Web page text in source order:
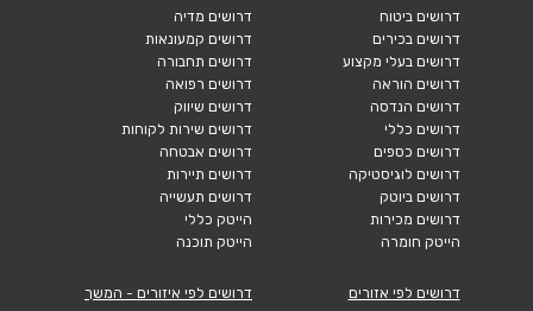
דרושים ביטוח
דרושים בכירים
דרושים בעלי מקצוע
דרושים הוראה
דרושים הנדסה
דרושים כללי
דרושים כספים
דרושים לוגיסטיקה
דרושים ביוטק
דרושים מכירות
הייטק חומרה
דרושים מדיה
דרושים קמעונאות
דרושים תחבורה
דרושים רפואה
דרושים שיווק
דרושים שירות לקוחות
דרושים אבטחה
דרושים תיירות
דרושים תעשייה
הייטק כללי
הייטק תוכנה
דרושים לפי אזורים
דרושים לפי איזורים - המשך